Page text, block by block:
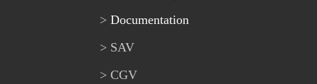
> Documentation
> SAV
> CGV